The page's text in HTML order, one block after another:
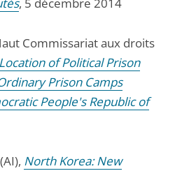
Commissariat aux droits
Location of Political Prison
Prison Camps
People's Republic of
North Korea: New